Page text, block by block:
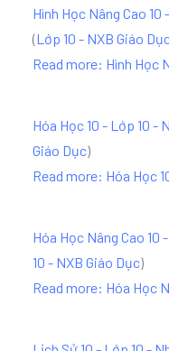
Hình Học Nâng Cao
(Lớp 10 - NXB Giáo
Read more: Hình Học
Hóa Học 10 - Lớp 10 -
Giáo Dục)
Read more: Hóa Học
Hóa Học Nâng Cao 10
10 - NXB Giáo Dục)
Read more: Hóa Học